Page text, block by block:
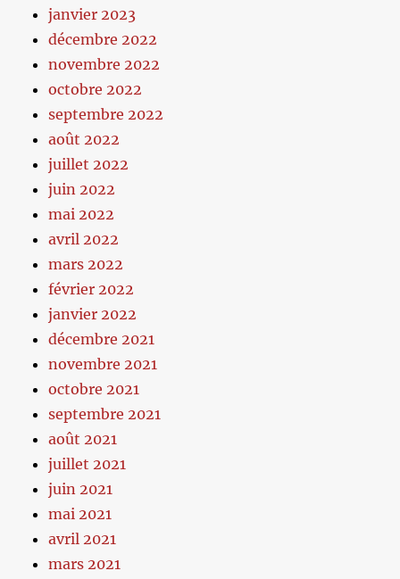
janvier 2023
décembre 2022
novembre 2022
octobre 2022
septembre 2022
août 2022
juillet 2022
juin 2022
mai 2022
avril 2022
mars 2022
février 2022
janvier 2022
décembre 2021
novembre 2021
octobre 2021
septembre 2021
août 2021
juillet 2021
juin 2021
mai 2021
avril 2021
mars 2021